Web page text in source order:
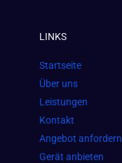
b
o
o
k
m
LINKS
Startseite
Über uns
Leistungen
Kontakt
Angebot anfordern
Gerät anbieten